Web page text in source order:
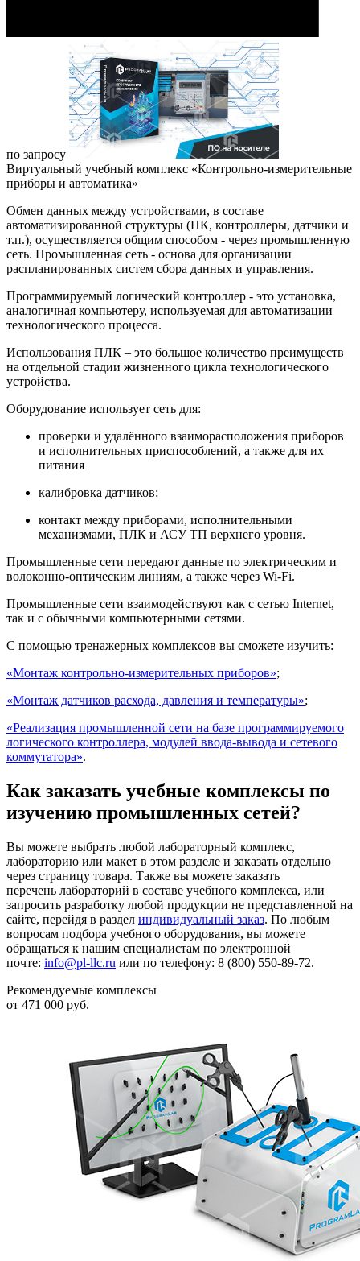
по запросу
Виртуальный учебный комплекс «Контрольно-измерительные
приборы и автоматика»
Обмен данных между устройствами, в составе
автоматизированной структуры (ПК, контроллеры, датчики и
т.п.), осуществляется общим способом - через промышленную
сеть. Промышленная сеть - основа для организации
распланированных систем сбора данных и управления.
Программируемый логический контроллер - это установка,
аналогичная компьютеру, используемая для автоматизации
технологического процесса.
Использования ПЛК – это большое количество преимуществ
на отдельной стадии жизненного цикла технологического
устройства.
Оборудование использует сеть для:
проверки и удалённого взаиморасположения приборов
и исполнительных приспособлений, а также для их
питания
калибровка датчиков;
контакт между приборами, исполнительными
механизмами, ПЛК и АСУ ТП верхнего уровня.
Промышленные сети передают данные по электрическим и
волоконно-оптическим линиям, а также через Wi-Fi.
Промышленные сети взаимодействуют как с сетью Internet,
так и с обычными компьютерными сетями.
С помощью тренажерных комплексов вы сможете изучить:
«Монтаж контрольно-измерительных приборов»;
«Монтаж датчиков расхода, давления и температуры»;
«Реализация промышленной сети на базе программируемого
логического контроллера, модулей ввода-вывода и сетевого
коммутатора».
Как заказать учебные комплексы по
изучению промышленных сетей?
Вы можете выбрать любой лабораторный комплекс,
лабораторию или макет в этом разделе и заказать отдельно
через страницу товара. Также вы можете заказать
перечень лабораторий в составе учебного комплекса, или
запросить разработку любой продукции не представленной на
сайте, перейдя в раздел индивидуальный заказ. По любым
вопросам подбора учебного оборудования, вы можете
обращаться к нашим специалистам по электронной
почте: info@pl-llc.ru или по телефону: 8 (800) 550-89-72.
Рекомендуемые комплексы
от 471 000 руб.